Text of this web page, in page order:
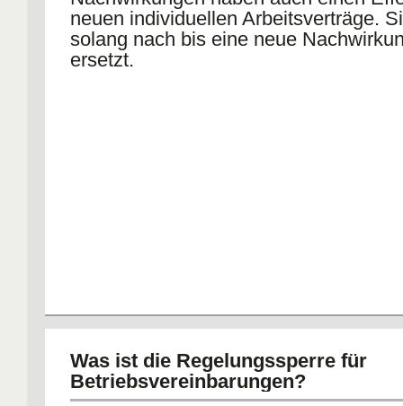
neuen individuellen Arbeitsverträge.
solang nach bis eine neue
ersetzt.
Was ist die Regelungssperre für
Betriebsvereinbarungen?